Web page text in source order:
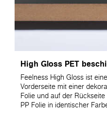
High Gloss PET
Feelness High Gloss ist
Vorderseite mit einer
Folie und auf der
PP Folie in identischer